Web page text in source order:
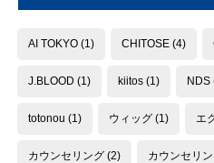
AI TOKYO (1) CHITOSE (4)
J.BLOOD (1) kiitos (1) NDS
totonou (1) ウィッグ (1) エ
カウンセリング (2) カウンセリ